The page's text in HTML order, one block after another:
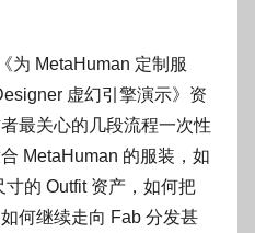
为 MetaHuman 定制服
虚幻引擎演示》资
最关心的几段流程一次性
MetaHuman 的服装，如
的 Outfit 资产，如何把
何继续走向 Fab 分发甚